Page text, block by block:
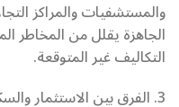
والمستشفيات والمراكز
الجاهزة يقلل من المخاطر
التكاليف غير المتوقعة.
3. الفرق بين الاستثمار والسكن الشخصي